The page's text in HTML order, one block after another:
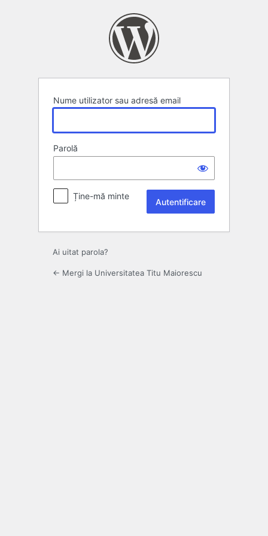
Nume utilizator sau adresă email
Parolă
Ține-mă minte
Ai uitat parola?
← Mergi la Universitatea Titu Maiorescu